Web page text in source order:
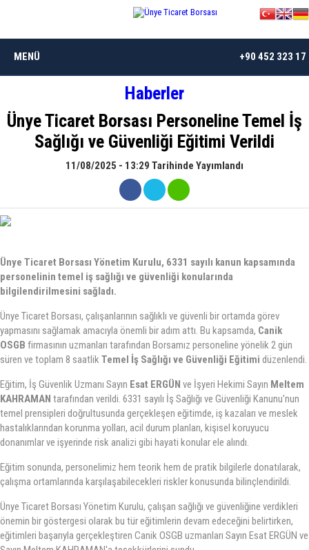
MENÜ +90 452 323 17
BORSAMIZ
İSTATISTIKLER
MEVZUAT
GALERI
İLETIŞIM
Haberler
Ünye Ticaret Borsası Personeline Temel İş
Sağlığı ve Güvenliği Eğitimi Verildi
11/08/2025 - 13:29 Tarihinde Yayımlandı
Ünye Ticaret Borsası Yönetim Kurulu, 6331 sayılı kanun kapsamında
personelinin temel iş sağlığı ve güvenliği konularında
bilgilendirilmesini sağladı.
Ünye Ticaret Borsası, çalışanlarının sağlıklı ve güvenli bir ortamda görev
yapmasını sağlamak amacıyla önemli bir adım attı. Bu kapsamda, Canik
OSGB firmasının uzmanları tarafından Borsamız personeline yönelik 2 gün
süren ve toplam 8 saatlik Temel İş Sağlığı ve Güvenliği Eğitimi düzenlendi.
Eğitim, İş Güvenlik Uzmanı Sayın Esat ERGÜN ve İşyeri Hekimi Sayın Meltem
KAHRAMAN tarafından verildi. 6331 sayılı İş Sağlığı ve Güvenliği Kanunu'nun
temel prensipleri doğrultusunda gerçekleşen eğitimde, iş kazaları ve meslek
hastalıklarından korunma yolları, acil durum planları, kişisel koruyucu
donanımlar ve işyerinde risk analizi gibi hayati konular ele alındı.
Eğitim sonunda, personelimiz hem teorik hem de pratik bilgilerle donatılarak,
çalışma ortamlarında karşılaşabilecekleri riskler konusunda bilinçlendirildi.
Ünye Ticaret Borsası Yönetim Kurulu, çalışan sağlığı ve güvenliğine verdikleri
önemin bir göstergesi olarak bu tür eğitimlerin devam edeceğini belirtirken,
eğitimleri başarıyla gerçekleştiren Canik OSGB uzmanları Sayın Esat ERGÜN ve